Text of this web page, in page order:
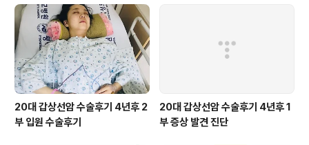
20대 갑상선암 수술후기 4년후 2
부 입원 수술후기
20대 갑상선암 수술후기 4년후 1
부 증상 발견 진단